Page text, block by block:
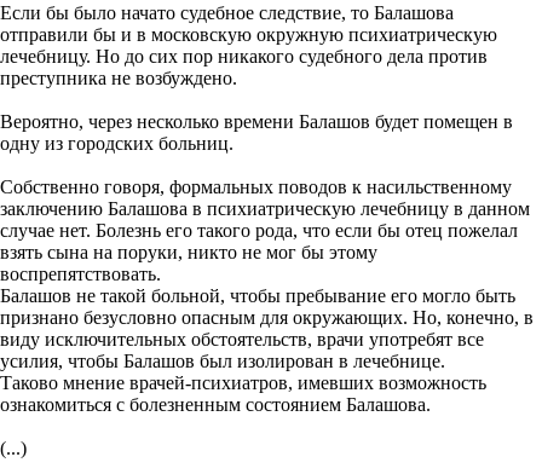
Если бы было начато судебное следствие, то Балашова
отправили бы и в московскую окружную психиатрическую
лечебницу. Но до сих пор никакого судебного дела против
преступника не возбуждено.
Вероятно, через несколько времени Балашов будет помещен в
одну из городских больниц.
Собственно говоря, формальных поводов к насильственному
заключению Балашова в психиатрическую лечебницу в данном
случае нет. Болезнь его такого рода, что если бы отец пожелал
взять сына на поруки, никто не мог бы этому
воспрепятствовать.
Балашов не такой больной, чтобы пребывание его могло быть
признано безусловно опасным для окружающих. Но, конечно, в
виду исключительных обстоятельств, врачи употребят все
усилия, чтобы Балашов был изолирован в лечебнице.
Таково мнение врачей-психиатров, имевших возможность
ознакомиться с болезненным состоянием Балашова.
(...)